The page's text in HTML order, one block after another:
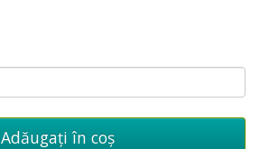
Adăugați în coş